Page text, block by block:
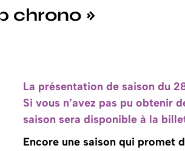
chrono »
La présentation de saison du
Si vous n’avez pas pu obtenir
saison sera disponible à la
Encore une saison qui promet